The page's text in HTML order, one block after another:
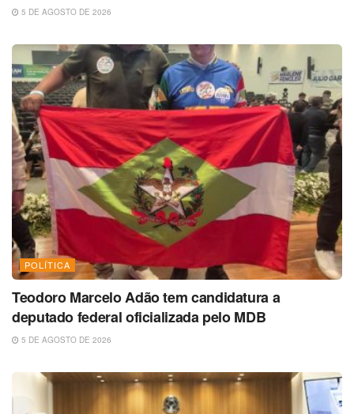
5 DE AGOSTO DE 2026
POLÍTICA
Teodoro Marcelo Adão tem candidatura a
deputado federal oficializada pelo MDB
5 DE AGOSTO DE 2026